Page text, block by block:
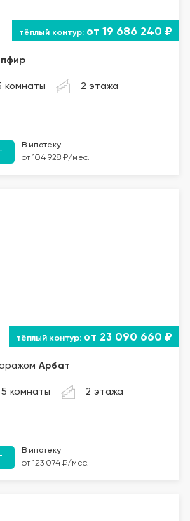
от 19 686 240 ₽
комнаты 2 этажа
В ипотеку
от 104 928 ₽/мес.
от 23 090 660 ₽
Арбат
5 комнаты 2 этажа
В ипотеку
от 123 074 ₽/мес.